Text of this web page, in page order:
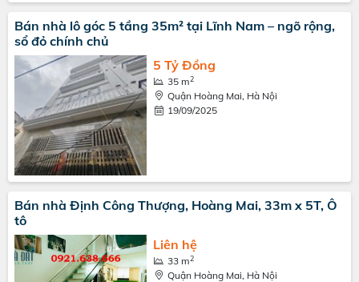
Bán nhà lô góc 5 tầng 35m² tại Lĩnh Nam – ngõ rộng,
sổ đỏ chính chủ
5 Tỷ Đồng
35 m2
Quận Hoàng Mai, Hà Nội
19/09/2025
Bán nhà Định Công Thượng, Hoàng Mai, 33m x 5T, Ô
tô
Liên hệ
33 m2
Quận Hoàng Mai, Hà Nội